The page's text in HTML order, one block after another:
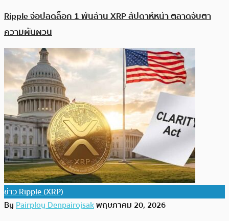
Ripple จ่อปลดล็อก 1 พันล้าน XRP สัปดาห์หน้า ตลาดจับตา
ความผันผวน
ข่าว Ripple (XRP)
ByPairploy Denpairojsakพฤษภาคม 20, 2026